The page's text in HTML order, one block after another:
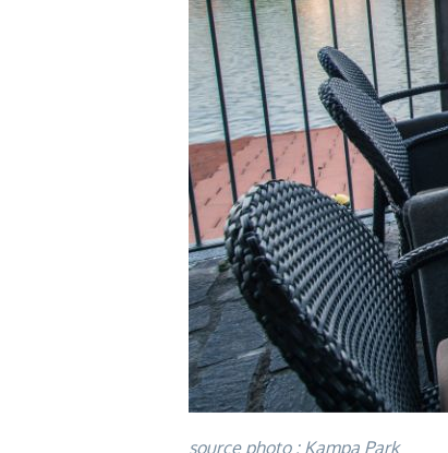
source photo : Kampa Park